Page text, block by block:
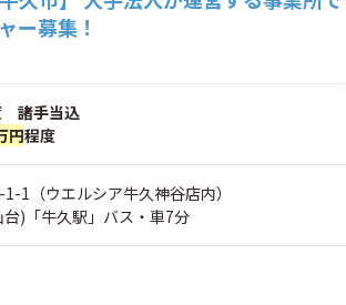
ー募集！
諸手当込
円程度
1（ウエルシア牛久神谷店内）
台)「牛久駅」バス・車7分